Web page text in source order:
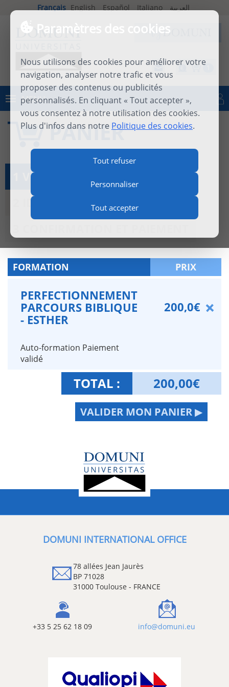
Paramètres des cookies
Nous utilisons des cookies pour améliorer votre
navigation, analyser notre trafic et vous
proposer des contenus ou publicités
personnalisés. En cliquant « Tout accepter »,
vous consentez à notre utilisation des cookies.
Plus d'infos dans notre Politique des cookies.
Tout refuser
Personnaliser
Tout accepter
Français English Español Italiano العربية
MENU Se connecter
PANIER
1 VOIR LE PANIER
2 IDENTIFICATION
FORMATION PRIX
PERFECTIONNEMENT
PARCOURS BIBLIQUE
- ESTHER
Auto-formation Paiement
validé
200,0€
TOTAL : 200,00€
VALIDER MON PANIER ▶
DOMUNI INTERNATIONAL OFFICE
78 allées Jean Jaurès
BP 71028
31000 Toulouse - FRANCE
+33 5 25 62 18 09 info@domuni.eu